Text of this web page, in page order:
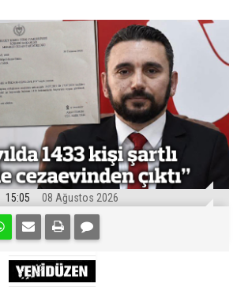
15:05 08 Ağustos 2026